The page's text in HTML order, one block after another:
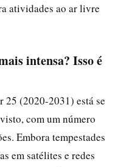
atividades ao ar livre
intensa? Isso é
25 (2020-2031) está se
com um número
Embora tempestades
em satélites e redes